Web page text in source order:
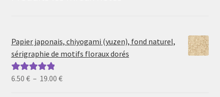
Papier japonais, chiyogami (yuzen), fond naturel,
sérigraphie de motifs floraux dorés
Note5.00sur
6.50 € – 19.00 €Plage